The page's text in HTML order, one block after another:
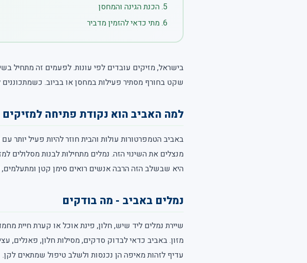
הכנת הגינה והמחסן
מתי כדאי להזמין מדביר
בישראל, מזיקים עובדים לפי עונות. לפעמים זה מתחיל
שקט בחורף מסתיר פעילות במחסן או בביוב.
למה האביב הוא נקודת פתיחה למזיקים
באביב הטמפרטורות עולות והבית חוזר להיות פעיל יותר
מנצלים את השינוי הזה. נמלים מתחילות לבנות מסלולים
היא שבשלב הזה הרבה אנשים רואים סימן קטן ומתעלמים,
נמלים באביב - מה בודקים
שיירת נמלים ליד שיש, חלון, פינת אוכל או קערת חיית
מזון. באביב כדאי לבדוק סדקים, מסילות חלון, פאנלים,
עדיף לזהות מאיפה הן נכנסות ולשלב טיפול שמתאים לקן.